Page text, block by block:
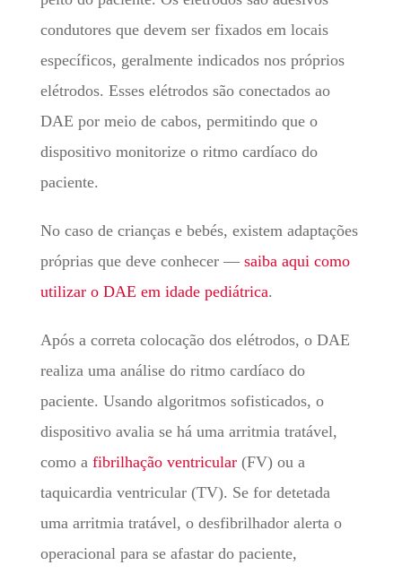
condutores que devem ser fixados em locais
específicos, geralmente indicados nos próprios
elétrodos. Esses elétrodos são conectados ao
DAE por meio de cabos, permitindo que o
dispositivo monitorize o ritmo cardíaco do
paciente.
No caso de crianças e bebés, existem adaptações
próprias que deve conhecer — saiba aqui como
utilizar o DAE em idade pediátrica.
Após a correta colocação dos elétrodos, o DAE
realiza uma análise do ritmo cardíaco do
paciente. Usando algoritmos sofisticados, o
dispositivo avalia se há uma arritmia tratável,
como a fibrilhação ventricular (FV) ou a
taquicardia ventricular (TV). Se for detetada
uma arritmia tratável, o desfibrilhador alerta o
operacional para se afastar do paciente,